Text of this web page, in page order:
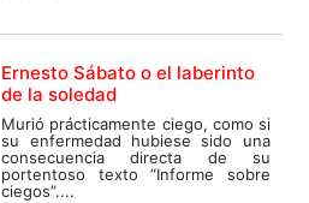
Ernesto Sábato o el laberinto
de la soledad
Murió prácticamente ciego, como si
su enfermedad hubiese sido una
consecuencia directa de su
portentoso texto “Informe sobre
ciegos”....